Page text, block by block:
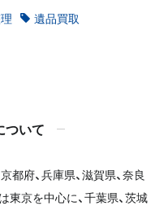
遺品買取
ついて
府、兵庫県、滋賀県、奈良
東京を中心に、千葉県、茨城